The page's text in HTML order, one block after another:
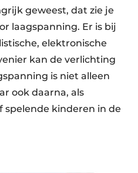
geweest, dat zie je
laagspanning. Er is bij
elektronische
kan de verlichting
is niet alleen
ook daarna, als
spelende kinderen in de